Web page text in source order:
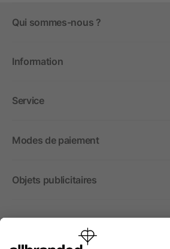
Qui sommes-nous ?
Information
Service
Modes de paiement
Objets publicitaires
International